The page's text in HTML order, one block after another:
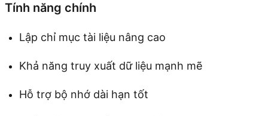
Tính năng chính
Lập chỉ mục tài liệu nâng cao
Khả năng truy xuất dữ liệu mạnh mẽ
Hỗ trợ bộ nhớ dài hạn tốt